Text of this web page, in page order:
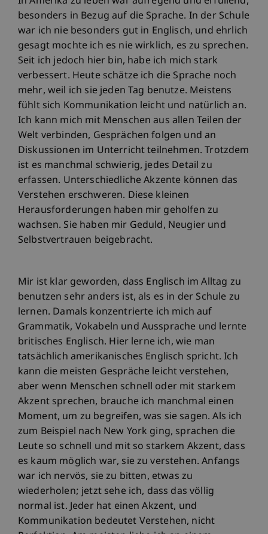
besonders in Bezug auf die Sprache. In der Schule
war ich nie besonders gut in Englisch, und ehrlich
gesagt mochte ich es nie wirklich, es zu sprechen.
Seit ich jedoch hier bin, habe ich mich stark
verbessert. Heute schätze ich die Sprache noch
mehr, weil ich sie jeden Tag benutze. Meistens
fühlt sich Kommunikation leicht und natürlich an.
Ich kann mich mit Menschen aus allen Teilen der
Welt verbinden, Gesprächen folgen und an
Diskussionen im Unterricht teilnehmen. Trotzdem
ist es manchmal schwierig, jedes Detail zu
erfassen. Unterschiedliche Akzente können das
Verstehen erschweren. Diese kleinen
Herausforderungen haben mir geholfen zu
wachsen. Sie haben mir Geduld, Neugier und
Selbstvertrauen beigebracht.
Mir ist klar geworden, dass Englisch im Alltag zu
benutzen sehr anders ist, als es in der Schule zu
lernen. Damals konzentrierte ich mich auf
Grammatik, Vokabeln und Aussprache und lernte
britisches Englisch. Hier lerne ich, wie man
tatsächlich amerikanisches Englisch spricht. Ich
kann die meisten Gespräche leicht verstehen,
aber wenn Menschen schnell oder mit starkem
Akzent sprechen, brauche ich manchmal einen
Moment, um zu begreifen, was sie sagen. Als ich
zum Beispiel nach New York ging, sprachen die
Leute so schnell und mit so starkem Akzent, dass
es kaum möglich war, sie zu verstehen. Anfangs
war ich nervös, sie zu bitten, etwas zu
wiederholen; jetzt sehe ich, dass das völlig
normal ist. Jeder hat einen Akzent, und
Kommunikation bedeutet Verstehen, nicht